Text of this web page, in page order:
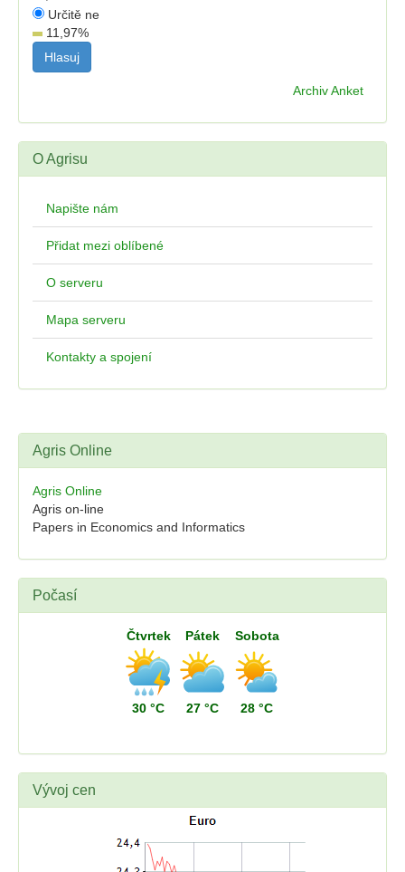
Určitě ne
11,97%
Archiv Anket
O Agrisu
Napište nám
Přidat mezi oblíbené
O serveru
Mapa serveru
Kontakty a spojení
Agris Online
Agris Online
Agris on-line
Papers in Economics and Informatics
Počasí
Čtvrtek
30 °C
Pátek
27 °C
Sobota
28 °C
Vývoj cen